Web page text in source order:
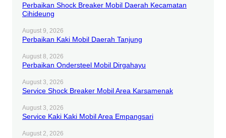
Perbaikan Shock Breaker Mobil Daerah Kecamatan
Cihideung
August 9, 2026
Perbaikan Kaki Mobil Daerah Tanjung
August 8, 2026
Perbaikan Ondersteel Mobil Dirgahayu
August 3, 2026
Service Shock Breaker Mobil Area Karsamenak
August 3, 2026
Service Kaki Kaki Mobil Area Empangsari
August 2, 2026